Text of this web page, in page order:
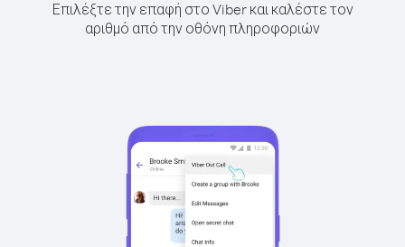
Επιλέξτε την επαφή στο Viber και καλέστε τον
αριθμό από την οθόνη πληροφοριών